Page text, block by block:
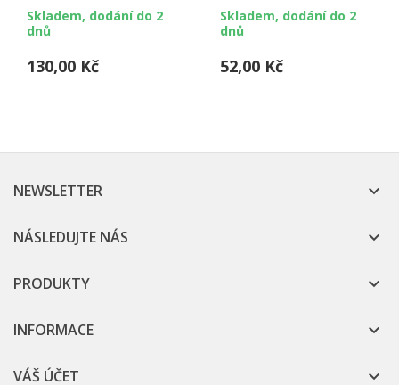
Skladem, dodání do 2
dnů
130,00 Kč
Skladem, dodání do 2
dnů
52,00 Kč
NEWSLETTER 
NÁSLEDUJTE NÁS 
PRODUKTY 
INFORMACE 
VÁŠ ÚČET 